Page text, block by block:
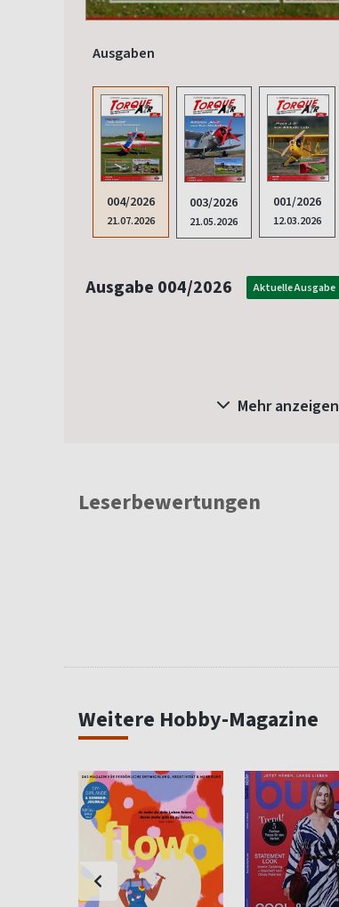
Ausgaben
004/2026
21.07.2026
003/2026
21.05.2026
001/2026
12.03.2026
Ausgabe 004/2026 Aktuelle Ausgabe
Mehr anzeigen
Leserbewertungen
Weitere Hobby-Magazine